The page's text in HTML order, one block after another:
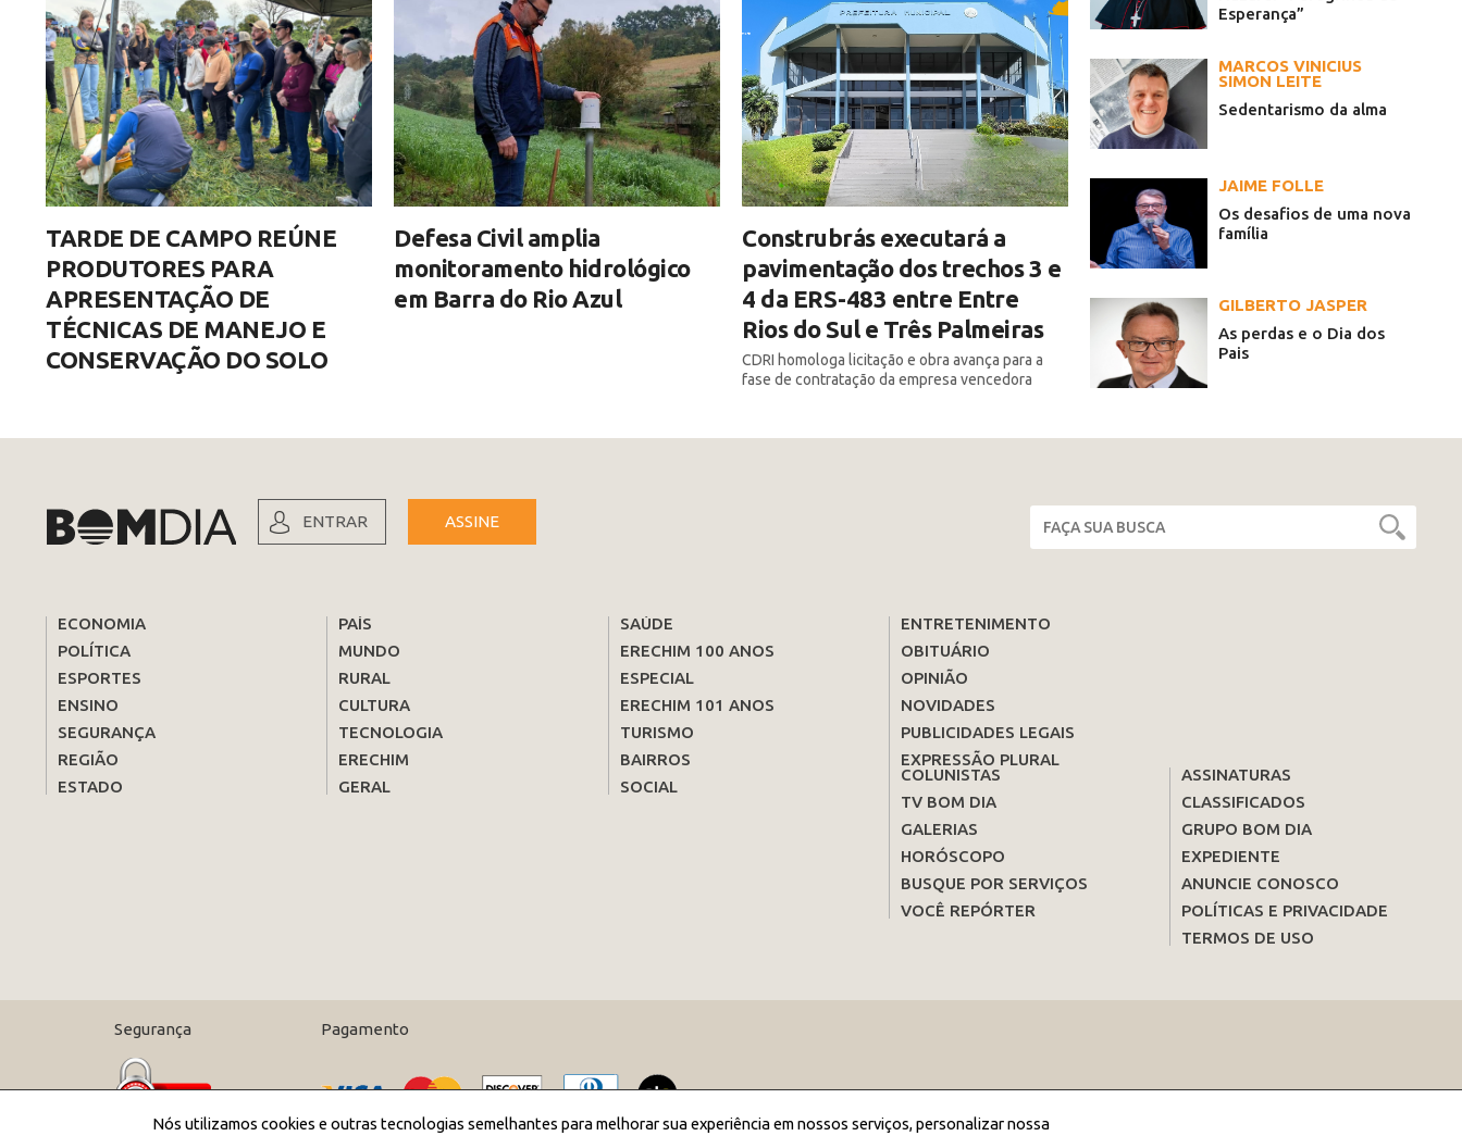
TARDE DE CAMPO REÚNE
PRODUTORES PARA
APRESENTAÇÃO DE
TÉCNICAS DE MANEJO E
CONSERVAÇÃO DO SOLO
Defesa Civil amplia
monitoramento hidrológico
em Barra do Rio Azul
Construbrás executará a
pavimentação dos trechos 3 e
4 da ERS-483 entre Entre
Rios do Sul e Três Palmeiras
CDRI homologa licitação e obra avança para a
fase de contratação da empresa vencedora
Esperança”
MARCOS VINICIUS
SIMON LEITE
Sedentarismo da alma
JAIME FOLLE
Os desafios de uma nova
família
GILBERTO JASPER
As perdas e o Dia dos
Pais
ENTRAR ASSINE
ECONOMIA
POLÍTICA
ESPORTES
ENSINO
SEGURANÇA
REGIÃO
ESTADO
PAÍS
MUNDO
RURAL
CULTURA
TECNOLOGIA
ERECHIM
GERAL
SAÚDE
ERECHIM 100 ANOS
ESPECIAL
ERECHIM 101 ANOS
TURISMO
BAIRROS
SOCIAL
ENTRETENIMENTO
OBITUÁRIO
OPINIÃO
NOVIDADES
PUBLICIDADES LEGAIS
EXPRESSÃO PLURAL
COLUNISTAS
TV BOM DIA
GALERIAS
HORÓSCOPO
BUSQUE POR SERVIÇOS
VOCÊ REPÓRTER
ASSINATURAS
CLASSIFICADOS
GRUPO BOM DIA
EXPEDIENTE
ANUNCIE CONOSCO
POLÍTICAS E PRIVACIDADE
TERMOS DE USO
Segurança Pagamento
Nós utilizamos cookies e outras tecnologias semelhantes para melhorar sua experiência em nossos serviços, personalizar nossa